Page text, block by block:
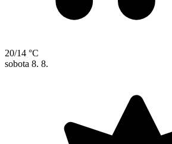
20/14 °C
sobota 8. 8.